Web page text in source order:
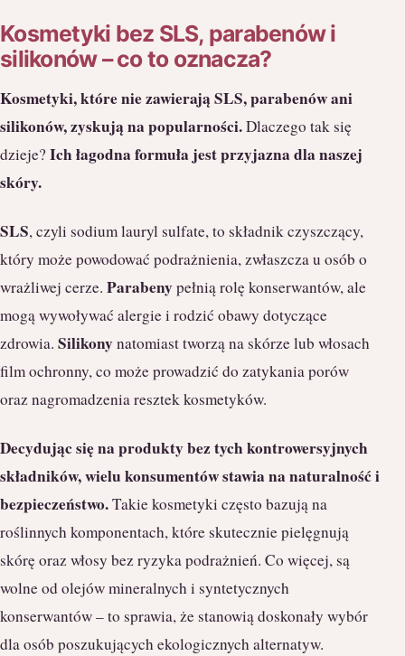
Kosmetyki bez SLS, parabenów i
silikonów – co to oznacza?
Kosmetyki, które nie zawierają SLS, parabenów ani
silikonów, zyskują na popularności.Dlaczego tak się
dzieje? Ich łagodna formuła jest przyjazna dla naszej
skóry.
SLS, czyli sodium lauryl sulfate, to składnik czyszczący,
który może powodować podrażnienia, zwłaszcza u osób o
wrażliwej cerze. Parabenypełnią rolę konserwantów, ale
mogą wywoływać alergie i rodzić obawy dotyczące
zdrowia. Silikonynatomiast tworzą na skórze lub włosach
film ochronny, co może prowadzić do zatykania porów
oraz nagromadzenia resztek kosmetyków.
Decydując się na produkty bez tych kontrowersyjnych
składników, wielu konsumentów stawia na naturalność i
bezpieczeństwo.Takie kosmetyki często bazują na
roślinnych komponentach, które skutecznie pielęgnują
skórę oraz włosy bez ryzyka podrażnień. Co więcej, są
wolne od olejów mineralnych i syntetycznych
konserwantów – to sprawia, że stanowią doskonały wybór
dla osób poszukujących ekologicznych alternatyw.